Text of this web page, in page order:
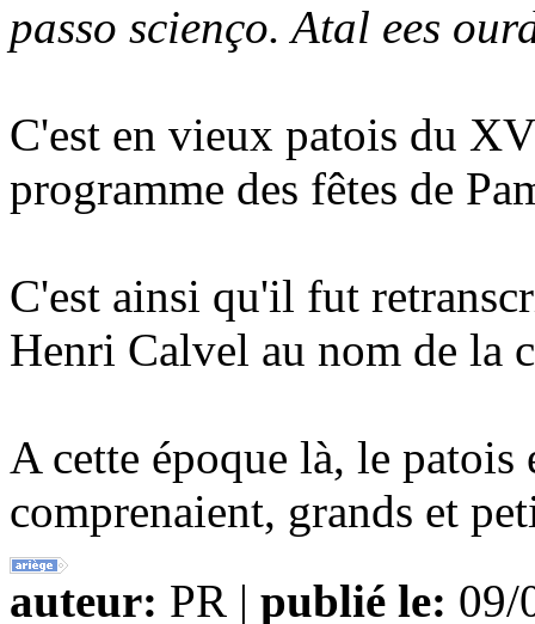
passo scienço. Atal ees
C'est en vieux patois du
programme des fêtes de
C'est ainsi qu'il fut
Henri Calvel au nom de la
A cette époque là, le
comprenaient, grands et
auteur: PR | publié le: 09/